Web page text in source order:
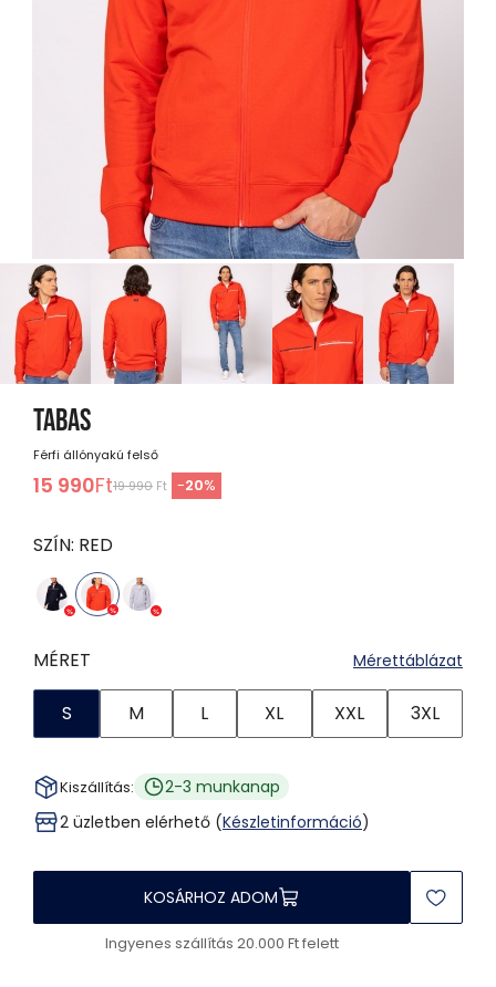
TABAS
Férfi állónyakú felső
15 990Ft19 990 Ft -20%
SZÍN: RED
MÉRET Mérettáblázat
S M L XL XXL 3XL
Kiszállítás:
2-3 munkanap
2 üzletben elérhető (Készletinformáció)
KOSÁRHOZ ADOM
Ingyenes szállítás 20.000 Ft felett